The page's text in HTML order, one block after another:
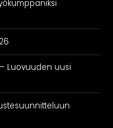
Luovuuden uusi